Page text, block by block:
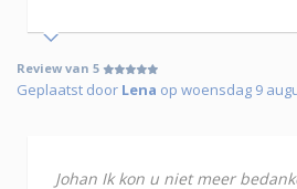
Review van 5
Geplaatst door Lena op woensdag 9
Johan Ik kon u niet meer